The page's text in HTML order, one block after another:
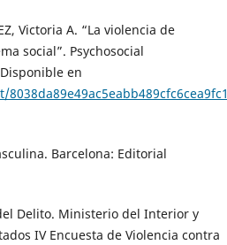
Victoria A. “La violencia de
social”. Psychosocial
en
Barcelona: Editorial
Delito. Ministerio del Interior y
IV Encuesta de Violencia contra